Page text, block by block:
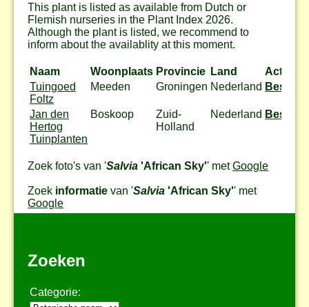
This plant is listed as available from Dutch or
Flemish nurseries in the Plant Index 2026.
Although the plant is listed, we recommend to
inform about the availablity at this moment.
Naam Woonplaats Provincie Land
Actie
Tuingoed
Foltz
Meeden Groningen Nederland Bestel
Jan den
Hertog
Tuinplanten
Boskoop
Zuid-
Holland
Nederland Bestel
Zoek foto's van 'Salvia 'African Sky'' metGoogle
Zoek informatie van 'Salvia 'African Sky'' met
Google
Zoeken
Categorie: